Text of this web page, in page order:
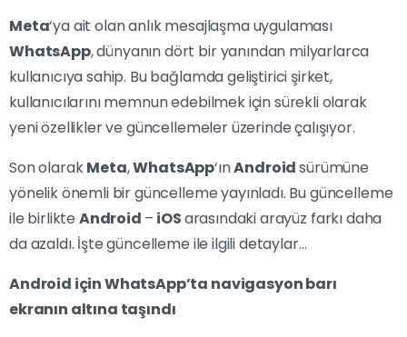
Meta‘ya ait olan anlık mesajlaşma uygulaması
WhatsApp, dünyanın dört bir yanından milyarlarca
kullanıcıya sahip. Bu bağlamda geliştirici şirket,
kullanıcılarını memnun edebilmek için sürekli olarak
yeni özellikler ve güncellemeler üzerinde çalışıyor.
Son olarakMeta,WhatsApp‘ınAndroidsürümüne
yönelik önemli bir güncelleme yayınladı. Bu güncelleme
ile birlikte Android – iOSarasındaki arayüz farkı daha
da azaldı. İşte güncelleme ile ilgili detaylar…
Android için WhatsApp’ta navigasyon barı
ekranın altına taşındı